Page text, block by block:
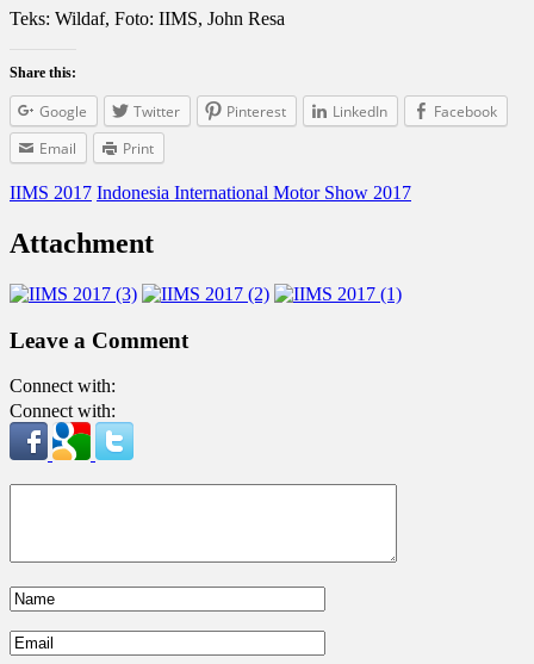
Teks: Wildaf, Foto: IIMS, John Resa
Share this:
Google Twitter Pinterest LinkedIn
Facebook
Email
Print
IIMS 2017 Indonesia International Motor Show 2017
Attachment
Leave a Comment
Connect with:
Connect with: